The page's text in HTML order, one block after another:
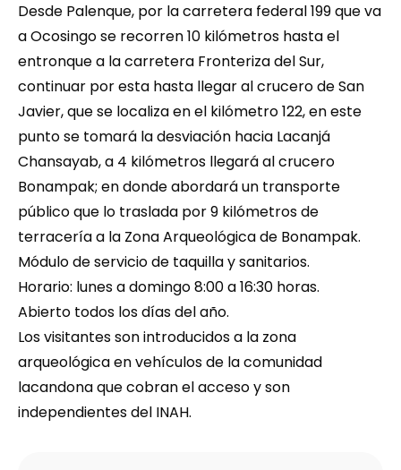
Desde Palenque, por la carretera federal 199 que va
a Ocosingo se recorren 10 kilómetros hasta el
entronque a la carretera Fronteriza del Sur,
continuar por esta hasta llegar al crucero de San
Javier, que se localiza en el kilómetro 122, en este
punto se tomará la desviación hacia Lacanjá
Chansayab, a 4 kilómetros llegará al crucero
Bonampak; en donde abordará un transporte
público que lo traslada por 9 kilómetros de
terracería a la Zona Arqueológica de Bonampak.
Módulo de servicio de taquilla y sanitarios.
Horario: lunes a domingo 8:00 a 16:30 horas.
Abierto todos los días del año.
Los visitantes son introducidos a la zona
arqueológica en vehículos de la comunidad
lacandona que cobran el acceso y son
independientes del INAH.